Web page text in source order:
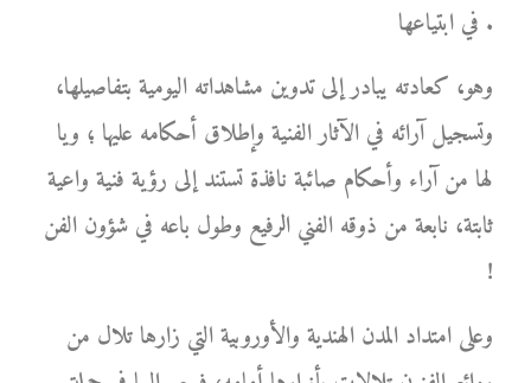
في ابتياعها .
وهو، كعادته يبادر إلى تدوين مشاهداته اليومية بتفاصيلها،
وتسجيل آرائه في الآثار الفنية وإطلاق أحكامه عليها ؛ ويا
لها من آراء وأحكام صائبة نافذة تستند إلى رؤية فنية واعية
ثابتة، نابعة من ذوقه الفني الرفيع وطول باعه في شؤون الفن
!
وعلى امتداد المدن الهندية والأوروبية التي زارها تلال من